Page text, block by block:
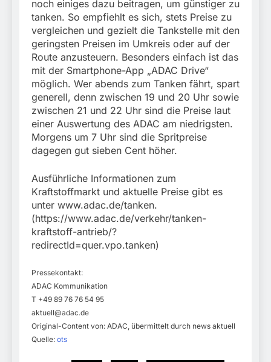
noch einiges dazu beitragen, um günstiger zu
tanken. So empfiehlt es sich, stets Preise zu
vergleichen und gezielt die Tankstelle mit den
geringsten Preisen im Umkreis oder auf der
Route anzusteuern. Besonders einfach ist das
mit der Smartphone-App „ADAC Drive“
möglich. Wer abends zum Tanken fährt, spart
generell, denn zwischen 19 und 20 Uhr sowie
zwischen 21 und 22 Uhr sind die Preise laut
einer Auswertung des ADAC am niedrigsten.
Morgens um 7 Uhr sind die Spritpreise
dagegen gut sieben Cent höher.
Ausführliche Informationen zum
Kraftstoffmarkt und aktuelle Preise gibt es
unter www.adac.de/tanken.
(https://www.adac.de/verkehr/tanken-
kraftstoff-antrieb/?
redirectId=quer.vpo.tanken)
Pressekontakt:
ADAC Kommunikation
T +49 89 76 76 54 95
aktuell@adac.de
Original-Content von: ADAC, übermittelt durch news aktuell
Quelle: ots